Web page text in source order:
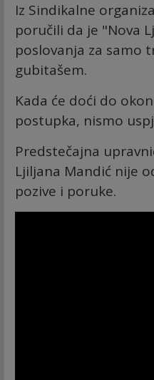
Iz Sindikalne
poručili da je "Nova
poslovanja za samo
gubitašem.
Kada će doći do
postupka, nismo
Predstečajna
Ljiljana Mandić nije
pozive i poruke.